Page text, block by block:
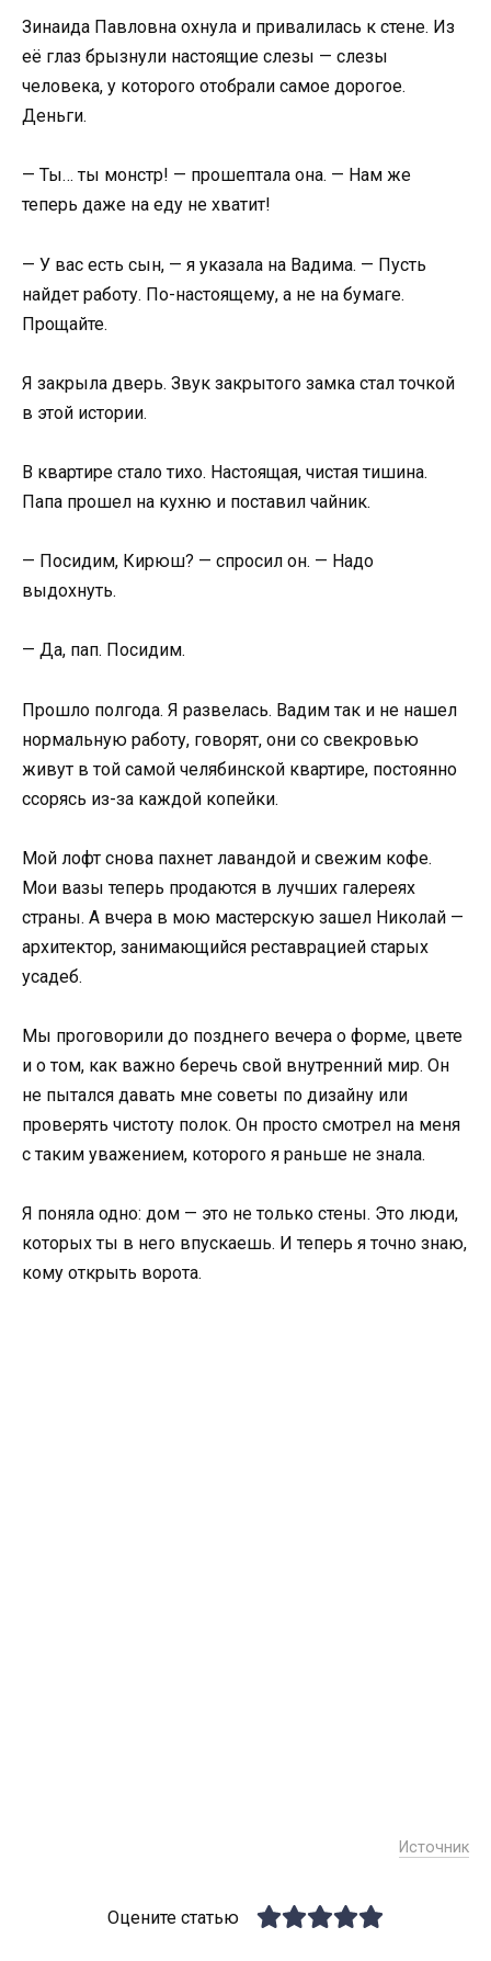
Зинаида Павловна охнула и привалилась к стене. Из
её глаз брызнули настоящие слезы — слезы
человека, у которого отобрали самое дорогое.
Деньги.
— Ты… ты монстр! — прошептала она. — Нам же
теперь даже на еду не хватит!
— У вас есть сын, — я указала на Вадима. — Пусть
найдет работу. По-настоящему, а не на бумаге.
Прощайте.
Я закрыла дверь. Звук закрытого замка стал точкой
в этой истории.
В квартире стало тихо. Настоящая, чистая тишина.
Папа прошел на кухню и поставил чайник.
— Посидим, Кирюш? — спросил он. — Надо
выдохнуть.
— Да, пап. Посидим.
Прошло полгода. Я развелась. Вадим так и не нашел
нормальную работу, говорят, они со свекровью
живут в той самой челябинской квартире, постоянно
ссорясь из-за каждой копейки.
Мой лофт снова пахнет лавандой и свежим кофе.
Мои вазы теперь продаются в лучших галереях
страны. А вчера в мою мастерскую зашел Николай —
архитектор, занимающийся реставрацией старых
усадеб.
Мы проговорили до позднего вечера о форме, цвете
и о том, как важно беречь свой внутренний мир. Он
не пытался давать мне советы по дизайну или
проверять чистоту полок. Он просто смотрел на меня
с таким уважением, которого я раньше не знала.
Я поняла одно: дом — это не только стены. Это люди,
которых ты в него впускаешь. И теперь я точно знаю,
кому открыть ворота.
Источник
Оцените статью